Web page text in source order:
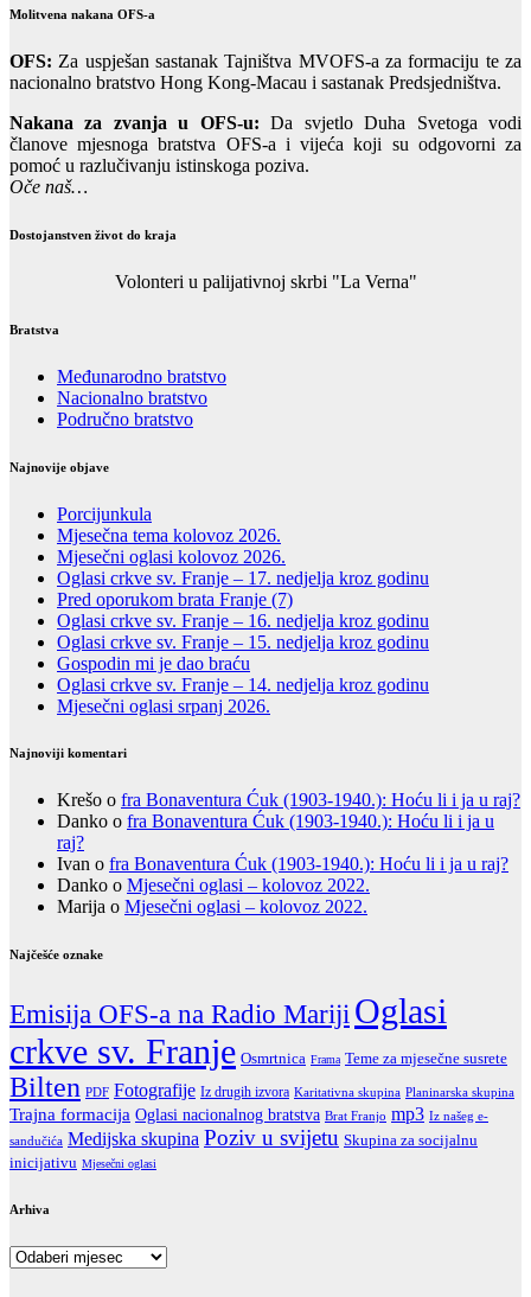
Molitvena nakana OFS-a
OFS: Za uspješan sastanak Tajništva MVOFS-a za formaciju te za
nacionalno bratstvo Hong Kong-Macau i sastanak Predsjedništva.
Nakana za zvanja u OFS-u: Da svjetlo Duha Svetoga vodi
članove mjesnoga bratstva OFS-a i vijeća koji su odgovorni za
pomoć u razlučivanju istinskoga poziva.
Oče naš…
Dostojanstven život do kraja
Volonteri u palijativnoj skrbi "La Verna"
Bratstva
Međunarodno bratstvo
Nacionalno bratstvo
Područno bratstvo
Najnovije objave
Porcijunkula
Mjesečna tema kolovoz 2026.
Mjesečni oglasi kolovoz 2026.
Oglasi crkve sv. Franje – 17. nedjelja kroz godinu
Pred oporukom brata Franje (7)
Oglasi crkve sv. Franje – 16. nedjelja kroz godinu
Oglasi crkve sv. Franje – 15. nedjelja kroz godinu
Gospodin mi je dao braću
Oglasi crkve sv. Franje – 14. nedjelja kroz godinu
Mjesečni oglasi srpanj 2026.
Najnoviji komentari
Krešo o fra Bonaventura Ćuk (1903-1940.): Hoću li i ja u raj?
Danko o fra Bonaventura Ćuk (1903-1940.): Hoću li i ja u
raj?
Ivan o fra Bonaventura Ćuk (1903-1940.): Hoću li i ja u raj?
Danko o Mjesečni oglasi – kolovoz 2022.
Marija o Mjesečni oglasi – kolovoz 2022.
Najčešće oznake
Emisija OFS-a na Radio MarijiOglasi
crkve sv. Franje Osmrtnica Frama Teme za mjesečne susrete
Bilten PDF Fotografije Iz drugih izvora Karitativna skupina Planinarska skupina
Trajna formacija Oglasi nacionalnog bratstva Brat Franjo mp3 Iz našeg e-
sandučića Medijska skupina Poziv u svijetu Skupina za socijalnu
inicijativu Mjesečni oglasi
Arhiva
Arhiva